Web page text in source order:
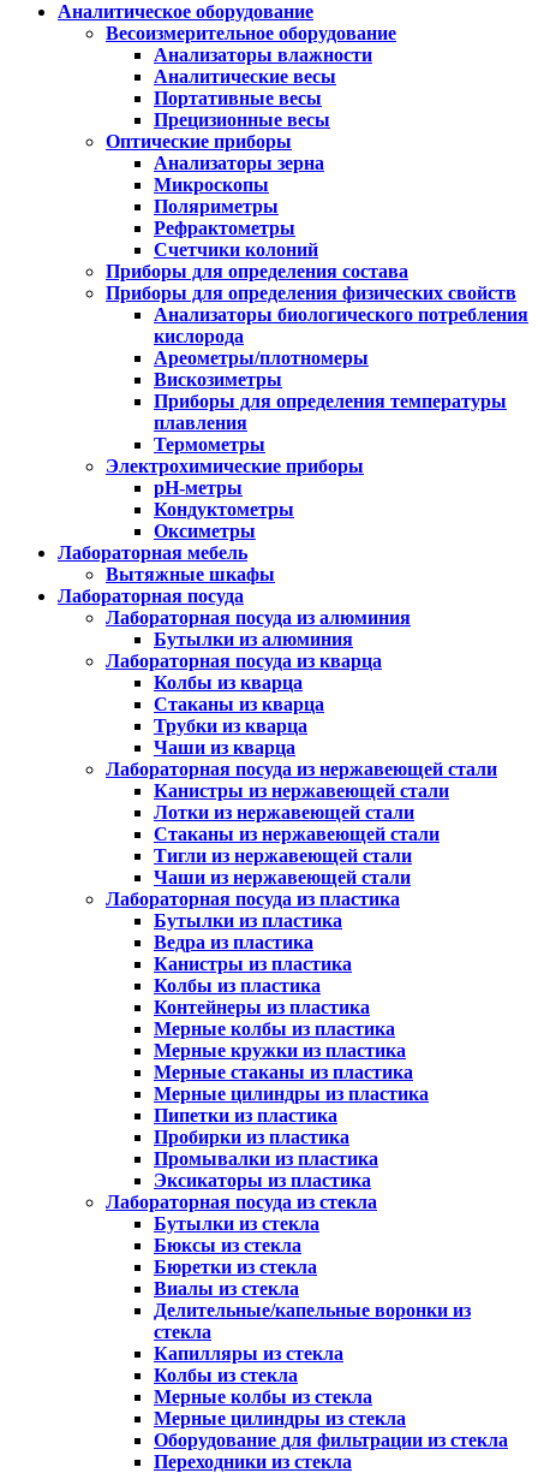
Аналитическое оборудование
Весоизмерительное оборудование
Анализаторы влажности
Аналитические весы
Портативные весы
Прецизионные весы
Оптические приборы
Анализаторы зерна
Микроскопы
Поляриметры
Рефрактометры
Счетчики колоний
Приборы для определения состава
Приборы для определения физических свойств
Анализаторы биологического потребления
кислорода
Ареометры/плотномеры
Вискозиметры
Приборы для определения температуры
плавления
Термометры
Электрохимические приборы
pH-метры
Кондуктометры
Оксиметры
Лабораторная мебель
Вытяжные шкафы
Лабораторная посуда
Лабораторная посуда из алюминия
Бутылки из алюминия
Лабораторная посуда из кварца
Колбы из кварца
Стаканы из кварца
Трубки из кварца
Чаши из кварца
Лабораторная посуда из нержавеющей стали
Канистры из нержавеющей стали
Лотки из нержавеющей стали
Стаканы из нержавеющей стали
Тигли из нержавеющей стали
Чаши из нержавеющей стали
Лабораторная посуда из пластика
Бутылки из пластика
Ведра из пластика
Канистры из пластика
Колбы из пластика
Контейнеры из пластика
Мерные колбы из пластика
Мерные кружки из пластика
Мерные стаканы из пластика
Мерные цилиндры из пластика
Пипетки из пластика
Пробирки из пластика
Промывалки из пластика
Эксикаторы из пластика
Лабораторная посуда из стекла
Бутылки из стекла
Бюксы из стекла
Бюретки из стекла
Виалы из стекла
Делительные/капельные воронки из
стекла
Капилляры из стекла
Колбы из стекла
Мерные колбы из стекла
Мерные цилиндры из стекла
Оборудование для фильтрации из стекла
Переходники из стекла